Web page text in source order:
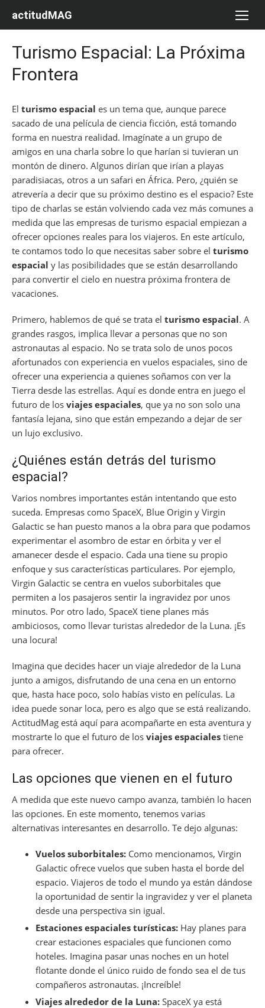
actitudMAG
Turismo Espacial: La Próxima
Frontera
El turismo espacial es un tema que, aunque parece
sacado de una película de ciencia ficción, está tomando
forma en nuestra realidad. Imagínate a un grupo de
amigos en una charla sobre lo que harían si tuvieran un
montón de dinero. Algunos dirían que irían a playas
paradisiacas, otros a un safari en África. Pero, ¿quién se
atrevería a decir que su próximo destino es el espacio? Este
tipo de charlas se están volviendo cada vez más comunes a
medida que las empresas de turismo espacial empiezan a
ofrecer opciones reales para los viajeros. En este artículo,
te contamos todo lo que necesitas saber sobre el turismo
espacial y las posibilidades que se están desarrollando
para convertir el cielo en nuestra próxima frontera de
vacaciones.
Primero, hablemos de qué se trata el turismo espacial. A
grandes rasgos, implica llevar a personas que no son
astronautas al espacio. No se trata solo de unos pocos
afortunados con experiencia en vuelos espaciales, sino de
ofrecer una experiencia a quienes soñamos con ver la
Tierra desde las estrellas. Aquí es donde entra en juego el
futuro de los viajes espaciales, que ya no son solo una
fantasía lejana, sino que están empezando a dejar de ser
un lujo exclusivo.
¿Quiénes están detrás del turismo
espacial?
Varios nombres importantes están intentando que esto
suceda. Empresas como SpaceX, Blue Origin y Virgin
Galactic se han puesto manos a la obra para que podamos
experimentar el asombro de estar en órbita y ver el
amanecer desde el espacio. Cada una tiene su propio
enfoque y sus características particulares. Por ejemplo,
Virgin Galactic se centra en vuelos suborbitales que
permiten a los pasajeros sentir la ingravidez por unos
minutos. Por otro lado, SpaceX tiene planes más
ambiciosos, como llevar turistas alrededor de la Luna. ¡Es
una locura!
Imagina que decides hacer un viaje alrededor de la Luna
junto a amigos, disfrutando de una cena en un entorno
que, hasta hace poco, solo habías visto en películas. La
idea puede sonar loca, pero es algo que se está realizando.
ActitudMag está aquí para acompañarte en esta aventura y
mostrarte lo que el futuro de los viajes espaciales tiene
para ofrecer.
Las opciones que vienen en el futuro
A medida que este nuevo campo avanza, también lo hacen
las opciones. En este momento, tenemos varias
alternativas interesantes en desarrollo. Te dejo algunas:
Vuelos suborbitales: Como mencionamos, Virgin
Galactic ofrece vuelos que suben hasta el borde del
espacio. Viajeros de todo el mundo ya están dándose
la oportunidad de sentir la ingravidez y ver el planeta
desde una perspectiva sin igual.
Estaciones espaciales turísticas: Hay planes para
crear estaciones espaciales que funcionen como
hoteles. Imagina pasar unas noches en un hotel
flotante donde el único ruido de fondo sea el de tus
compañeros astronautas. ¡Increíble!
Viajes alrededor de la Luna: SpaceX ya está